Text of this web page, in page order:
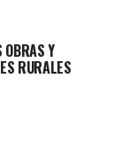
OBRAS Y
RURALES